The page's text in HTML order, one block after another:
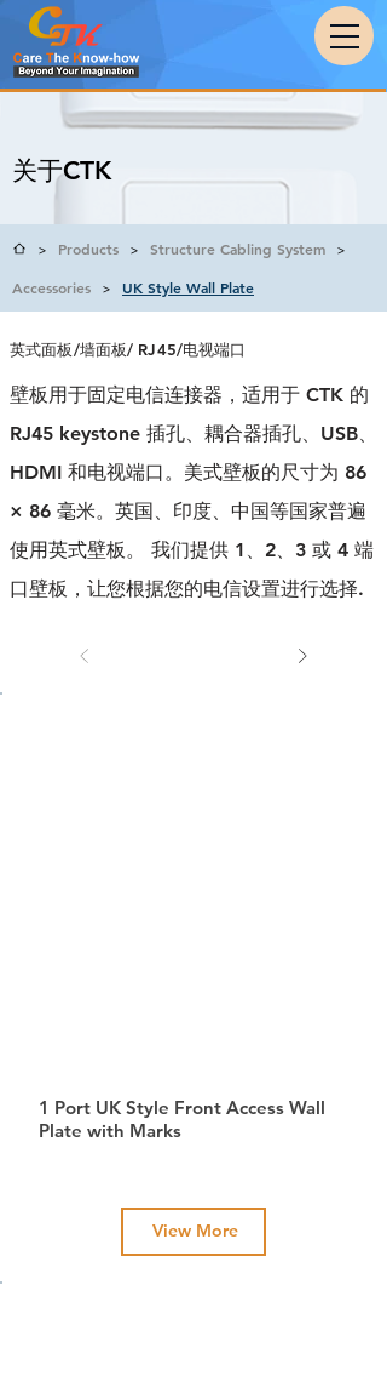
关于CTK
> Products > Structure Cabling System >
Accessories > UK Style Wall Plate
英式面板/墙面板/ RJ45/电视端口
壁板用于固定电信连接器，适用于 CTK 的
RJ45 keystone 插孔、耦合器插孔、USB、
HDMI 和电视端口。美式壁板的尺寸为 86
× 86 毫米。英国、印度、中国等国家普遍
使用英式壁板。 我们提供 1、2、3 或 4 端
口壁板，让您根据您的电信设置进行选择.
View More
1 Port UK Style Front Access Wall
Plate with Marks